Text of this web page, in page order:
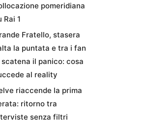
pomeridiana
Rai 1
Fratello, stasera
la puntata e tra i fan
scatena il panico: cosa
al reality
riaccende la prima
ritorno tra
senza filtri